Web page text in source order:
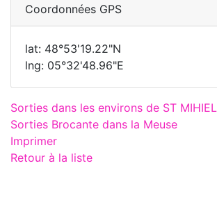
Coordonnées GPS
lat: 48°53'19.22"N
lng: 05°32'48.96"E
Sorties dans les environs de ST MIHIEL
Sorties Brocante dans la Meuse
Imprimer
Retour à la liste